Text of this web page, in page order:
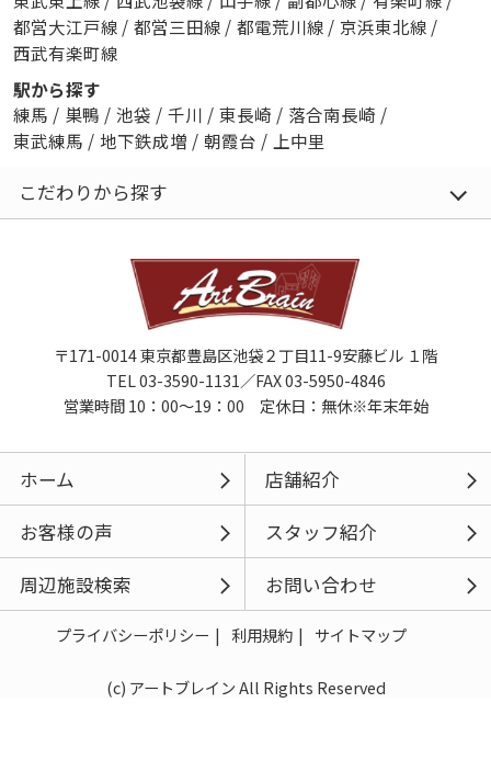
都営大江戸線 / 都営三田線 / 都電荒川線 / 京浜東北線 /
西武有楽町線
駅から探す
練馬 / 巣鴨 / 池袋 / 千川 / 東長崎 / 落合南長崎 /
東武練馬 / 地下鉄成増 / 朝霞台 / 上中里
こだわりから探す
〒171-0014 東京都豊島区池袋２丁目11-9安藤ビル １階
TEL 03-3590-1131／FAX 03-5950-4846
営業時間 10：00～19：00 定休日：無休※年末年始
ホーム
店舗紹介
お客様の声
スタッフ紹介
周辺施設検索
お問い合わせ
プライバシーポリシー 利用規約 サイトマップ
(c) アートブレイン All Rights Reserved